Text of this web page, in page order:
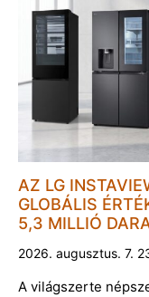
AZ LG
GLOBÁLIS
5,3 MILLIÓ
2026. augusztus. 7.
A világszerte